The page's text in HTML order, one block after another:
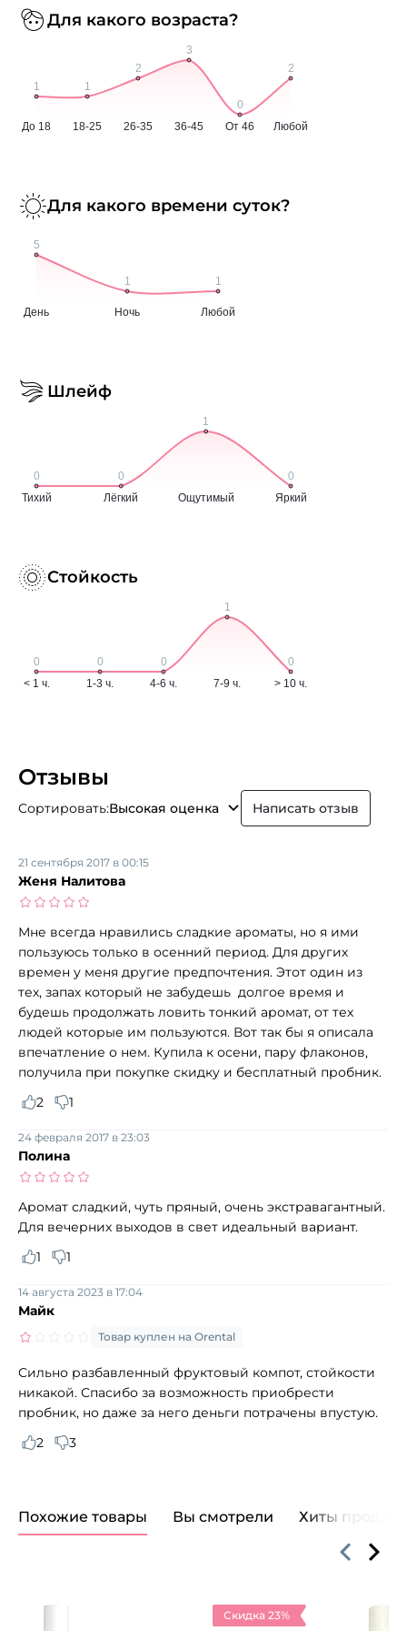
Для какого возраста?
Для какого времени суток?
Шлейф
Стойкость
Отзывы
Сортировать:Высокая оценка Написать отзыв
Женя Налитова
21 сентября 2017 в 00:15
Мне всегда нравились сладкие ароматы, но я ими
пользуюсь только в осенний период. Для других
времен у меня другие предпочтения. Этот один из
тех, запах который не забудешь долгое время и
будешь продолжать ловить тонкий аромат, от тех
людей которые им пользуются. Вот так бы я описала
впечатление о нем. Купила к осени, пару флаконов,
получила при покупке скидку и бесплатный пробник.
2
1
Полина
24 февраля 2017 в 23:03
Аромат сладкий, чуть пряный, очень экстравагантный.
Для вечерних выходов в свет идеальный вариант.
1
1
Майк
14 августа 2023 в 17:04
Товар куплен на Orental
Сильно разбавленный фруктовый компот, стойкости
никакой. Спасибо за возможность приобрести
пробник, но даже за него деньги потрачены впустую.
2
3
Похожие товары Вы смотрели Хиты продаж
Скидка 23%